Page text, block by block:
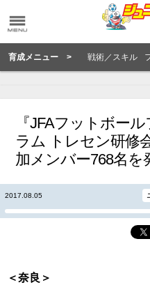
育成メニュー > 戦術／スキル
『JFAフットボー
ラム トレセン研修
加メンバー768名を
2017.08.05
＜奈良＞